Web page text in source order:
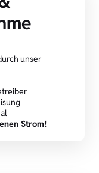
unser
Strom!